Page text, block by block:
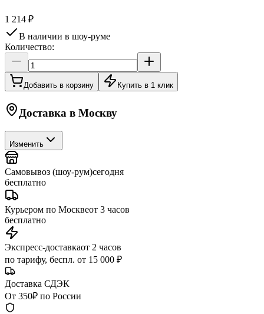
1 214 ₽
В наличии в шоу-руме
Количество:
Добавить в корзину Купить в 1 клик
Доставка в Москву
Изменить
Самовывоз (шоу-рум)сегодня
бесплатно
Курьером по Москвеот 3 часов
бесплатно
Экспресс-доставкаот 2 часов
по тарифу, беспл. от 15 000 ₽
Доставка СДЭК
От 350₽ по России